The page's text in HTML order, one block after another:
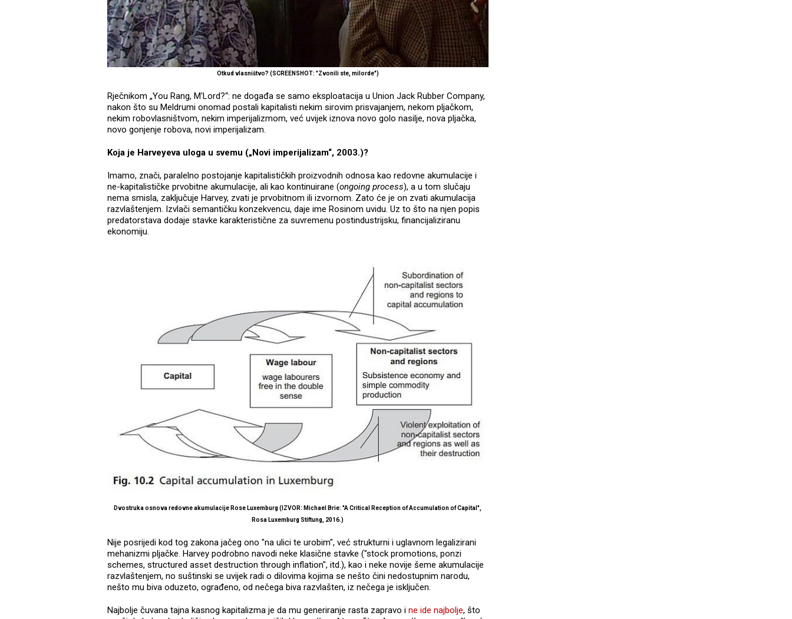
Otkud vlasništvo? (SCREENSHOT: "Zvonili ste, milorde")
Rječnikom „You Rang, M'Lord?“: ne događa se samo eksploatacija u Union Jack Rubber Company,
nakon što su Meldrumi onomad postali kapitalisti nekim sirovim prisvajanjem, nekom pljačkom,
nekim robovlasništvom, nekim imperijalizmom, već uvijek iznova novo golo nasilje, nova pljačka,
novo gonjenje robova, novi imperijalizam.
Koja je Harveyeva uloga u svemu („Novi imperijalizam“, 2003.)?
Imamo, znači, paralelno postojanje kapitalističkih proizvodnih odnosa kao redovne akumulacije i
ne-kapitalističke prvobitne akumulacije, ali kao kontinuirane (ongoing process), a u tom slučaju
nema smisla, zaključuje Harvey, zvati je prvobitnom ili izvornom. Zato će je on zvati akumulacija
razvlaštenjem. Izvlači semantičku konzekvencu, daje ime Rosinom uvidu. Uz to što na njen popis
predatorstava dodaje stavke karakteristične za suvremenu postindustrijsku, financijaliziranu
ekonomiju.
Dvostruka osnova redovne akumulacije Rose Luxemburg (IZVOR: Michael Brie: "A Critical Reception of Accumulation of Capital",
Rosa Luxemburg Stiftung, 2016.)
Nije posrijedi kod tog zakona jačeg ono "na ulici te urobim", već strukturni i uglavnom legalizirani
mehanizmi pljačke. Harvey podrobno navodi neke klasične stavke ("stock promotions, ponzi
schemes, structured asset destruction through inflation", itd.), kao i neke novije šeme akumulacije
razvlaštenjem, no suštinski se uvijek radi o dilovima kojima se nešto čini nedostupnim narodu,
nešto mu biva oduzeto, ograđeno, od nečega biva razvlašten, iz nečega je isključen.
Najbolje čuvana tajna kasnog kapitalizma je da mu generiranje rasta zapravo i ne ide najbolje, što